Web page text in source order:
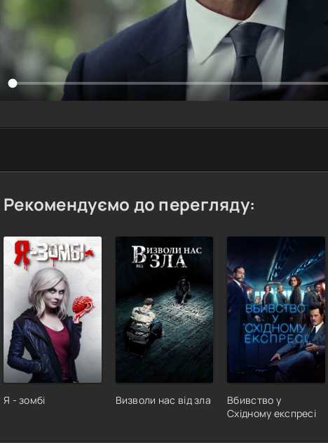
Рекомендуємо до перегляду:
Я - зомбі Визволи нас від зла
Вбивство у
Східному експресі